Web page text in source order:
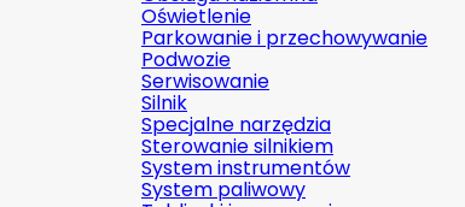
Oświetlenie
Parkowanie i przechowywanie
Podwozie
Serwisowanie
Silnik
Specjalne narzędzia
Sterowanie silnikiem
System instrumentów
System paliwowy